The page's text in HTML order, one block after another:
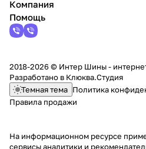
Компания
Помощь
2018-2026 © Интер Шины -
Разработано в Клюква.Студия
Темная тема Политика
Правила продажи
На информационном ресурсе
сервисы аналитики и